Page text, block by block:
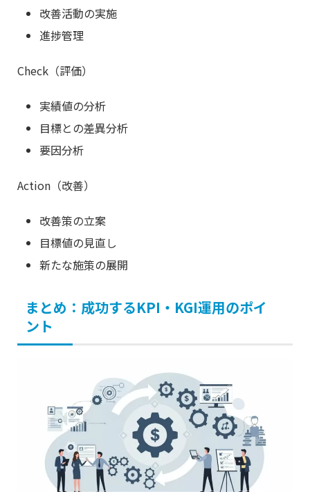
改善活動の実施
進捗管理
Check（評価）
実績値の分析
目標との差異分析
要因分析
Action（改善）
改善策の立案
目標値の見直し
新たな施策の展開
まとめ：成功するKPI・KGI運用のポイ
ント